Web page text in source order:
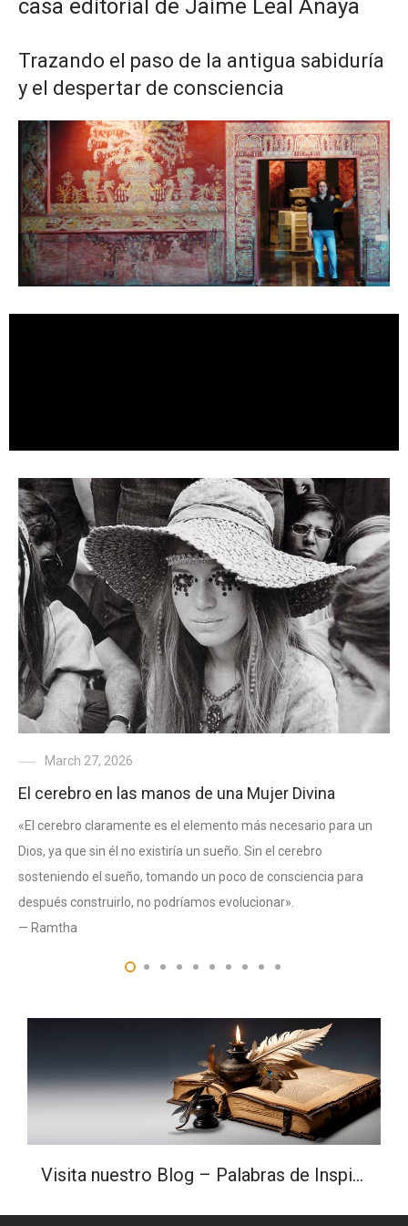
casa editorial de Jaime Leal Anaya
Trazando el paso de la antigua sabiduría
y el despertar de consciencia
March 27, 2026
El cerebro en las manos de una Mujer Divina
«El cerebro claramente es el elemento más necesario para un
Dios, ya que sin él no existiría un sueño. Sin el cerebro
sosteniendo el sueño, tomando un poco de consciencia para
después construirlo, no podríamos evolucionar».
— Ramtha
Visita nuestro Blog – Palabras de Inspiración